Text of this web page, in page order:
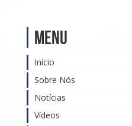
Menu
Início
Sobre Nós
Notícias
Vídeos